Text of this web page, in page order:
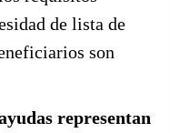
de lista de
son
representan